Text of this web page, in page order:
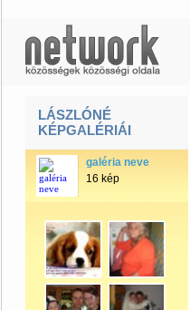
LÁSZLÓNÉ
KÉPGALÉRIÁI
galéria neve
16 kép